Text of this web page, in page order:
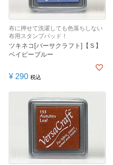
布に押せて洗濯しても色落ちしない
布用スタンプパッド！
ツキネコ[バーサクラフト]【Ｓ】
ベイビーブルー
¥ 290 税込